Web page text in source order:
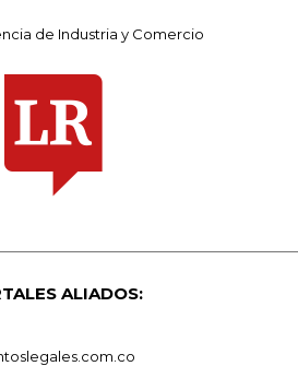
de Industria y Comercio
ALIADOS: